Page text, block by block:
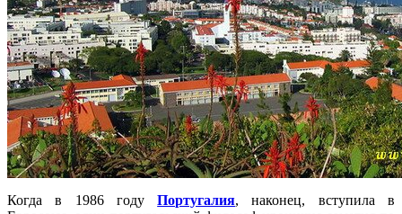
Когда в 1986 годуПортугалия, наконец, вступила в